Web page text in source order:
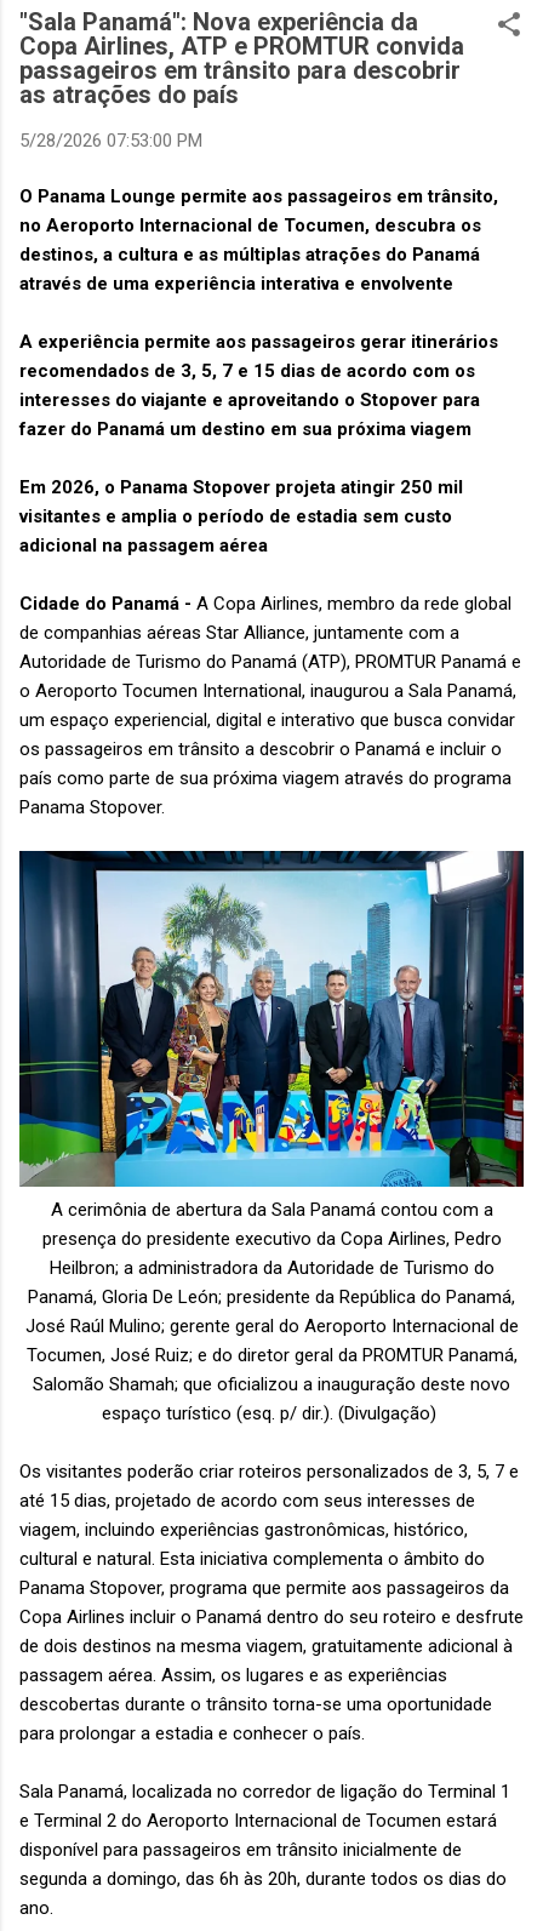
compradores para explorar as inovações que moldam o futuro
das viagens. O evento também contará com a presença de
importantes nomes do setor e debates sobre as principais
de viagens, desde inteligência artificial e transformação...
"Sala Panamá": Nova experiência da
Copa Airlines, ATP e PROMTUR convida
passageiros em trânsito para descobrir
as atrações do país
5/28/2026 07:53:00 PM
O Panama Lounge permite aos passageiros em trânsito,
no Aeroporto Internacional de Tocumen, descubra os
destinos, a cultura e as múltiplas atrações do Panamá
através de uma experiência interativa e envolvente
A experiência permite aos passageiros gerar itinerários
recomendados de 3, 5, 7 e 15 dias de acordo com os
interesses do viajante e aproveitando o Stopover para
fazer do Panamá um destino em sua próxima viagem
Em 2026, o Panama Stopover projeta atingir 250 mil
visitantes e amplia o período de estadia sem custo
adicional na passagem aérea
Cidade do Panamá - A Copa Airlines, membro da rede global
de companhias aéreas Star Alliance, juntamente com a
Autoridade de Turismo do Panamá (ATP), PROMTUR Panamá e
o Aeroporto Tocumen International, inaugurou a Sala Panamá,
um espaço experiencial, digital e interativo que busca convidar
os passageiros em trânsito a descobrir o Panamá e incluir o
país como parte de sua próxima viagem através do programa
Panama Stopover.
A cerimônia de abertura da Sala Panamá contou com a
presença do presidente executivo da Copa Airlines, Pedro
Heilbron; a administradora da Autoridade de Turismo do
Panamá, Gloria De León; presidente da República do Panamá,
José Raúl Mulino; gerente geral do Aeroporto Internacional de
Tocumen, José Ruiz; e do diretor geral da PROMTUR Panamá,
Salomão Shamah; que oficializou a inauguração deste novo
espaço turístico (esq. p/ dir.). (Divulgação)
Os visitantes poderão criar roteiros personalizados de 3, 5, 7 e
até 15 dias, projetado de acordo com seus interesses de
viagem, incluindo experiências gastronômicas, histórico,
cultural e natural. Esta iniciativa complementa o âmbito do
Panama Stopover, programa que permite aos passageiros da
Copa Airlines incluir o Panamá dentro do seu roteiro e desfrute
de dois destinos na mesma viagem, gratuitamente adicional à
passagem aérea. Assim, os lugares e as experiências
descobertas durante o trânsito torna-se uma oportunidade
para prolongar a estadia e conhecer o país.
Sala Panamá, localizada no corredor de ligação do Terminal 1
e Terminal 2 do Aeroporto Internacional de Tocumen estará
disponível para passageiros em trânsito inicialmente de
segunda a domingo, das 6h às 20h, durante todos os dias do
ano.